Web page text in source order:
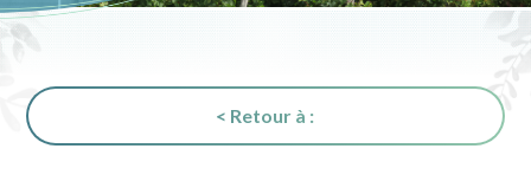
< Retour à :